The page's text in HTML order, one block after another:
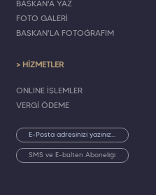
BAŞKAN'A YAZ
FOTO GALERİ
BAŞKAN'LA FOTOĞRAFIM
> HİZMETLER
ONLINE İŞLEMLER
VERGİ ÖDEME
SMS ve E-bülten Aboneliği